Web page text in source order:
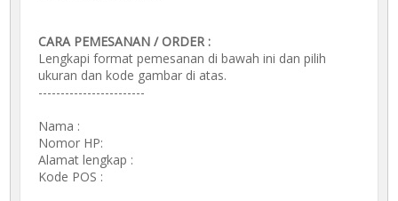
CARA PEMESANAN / ORDER :
Lengkapi format pemesanan di bawah ini dan pilih
ukuran dan kode gambar di atas.
------------------------
Nama :
Nomor HP:
Alamat lengkap :
Kode POS :